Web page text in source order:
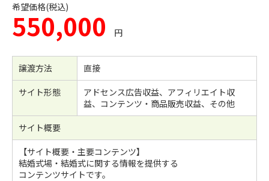
希望価格(税込)
550,000 円
譲渡方法
直接
サイト形態
アドセンス広告収益、アフィリエイト収
益、コンテンツ・商品販売収益、その他
サイト概要
【サイト概要・主要コンテンツ】
結婚式場・結婚式に関する情報を提供する
コンテンツサイトです。